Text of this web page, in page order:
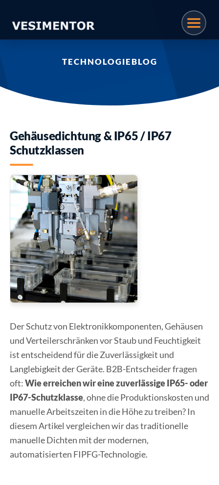
TECHNOLOGIEBLOG
Gehäusedichtung & IP65 / IP67
Schutzklassen
Der Schutz von Elektronikkomponenten, Gehäusen
und Verteilerschränken vor Staub und Feuchtigkeit
ist entscheidend für die Zuverlässigkeit und
Langlebigkeit der Geräte. B2B-Entscheider fragen
oft:Wie erreichen wir eine zuverlässige IP65- oder
IP67-Schutzklasse, ohne die Produktionskosten und
manuelle Arbeitszeiten in die Höhe zu treiben? In
diesem Artikel vergleichen wir das traditionelle
manuelle Dichten mit der modernen,
automatisierten FIPFG-Technologie.